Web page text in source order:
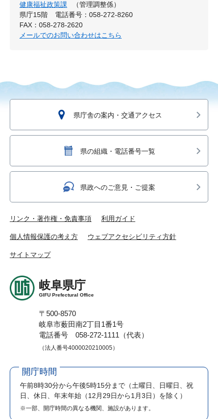
健康福祉政策課
（管理調整係）
県庁15階
電話番号：058-272-8260
FAX：058-278-2620
メールでのお問い合わせはこちら
県庁舎の案内・交通アクセス
県の組織・電話番号一覧
県政へのご意見・ご提案
リンク・著作権・免責事項 利用ガイド
個人情報保護の考え方 ウェブアクセシビリティ方針
サイトマップ
岐阜県庁
GIFU Prefectural Office
〒500-8570
岐阜市薮田南2丁目1番1号
電話番号 058-272-1111（代表）
（法人番号4000020210005）
開庁時間
午前8時30分から午後5時15分まで （土曜日、日曜日、祝
日、休日、年末年始（12月29日から1月3日）を除く）
※一部、開庁時間の異なる機関、施設があります。